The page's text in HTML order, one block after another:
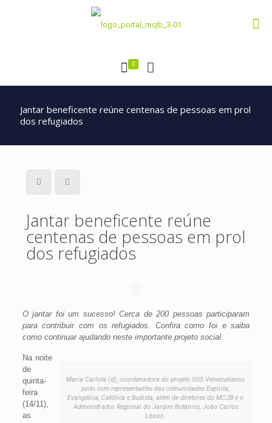
0
Jantar beneficente reúne centenas de pessoas em prol
dos refugiados
Jantar beneficente reúne
centenas de pessoas em prol
dos refugiados
O jantar foi um sucesso! Cerca de 200 pessoas participaram
para contribuir com os refugiados. Confira como foi e saiba
como continuar ajudando neste importante projeto social.
Maria Carlota (d), coordenadora do projeto SOS Venezuelanos
junto com representantes das comunidades Espírita,
Evangélica, Católica e Budista, além de diretores do MCJB e o
Administrador Regional do Jardim Botânico, João Carlos
Lóssio.
Na noite
de
quinta-
feira
(14/11),
as